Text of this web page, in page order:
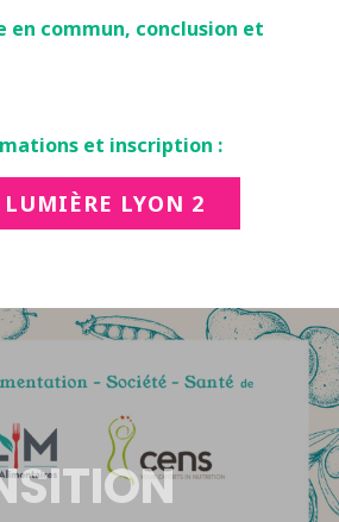
en commun, conclusion et
et inscription :
LYON 2